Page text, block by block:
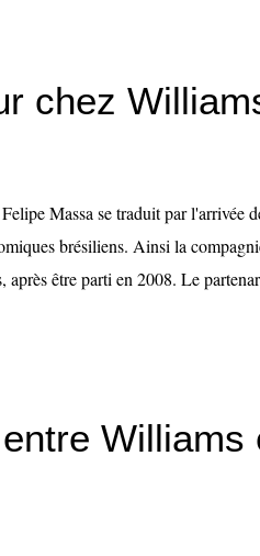
chez
Massa se traduit par l'arrivée
brésiliens. Ainsi la
être parti en 2008. Le
Williams